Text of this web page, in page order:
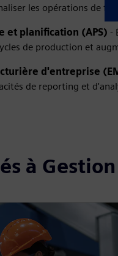
les opérations de
et planification (APS) -
de production et
d'entreprise
de reporting et
à